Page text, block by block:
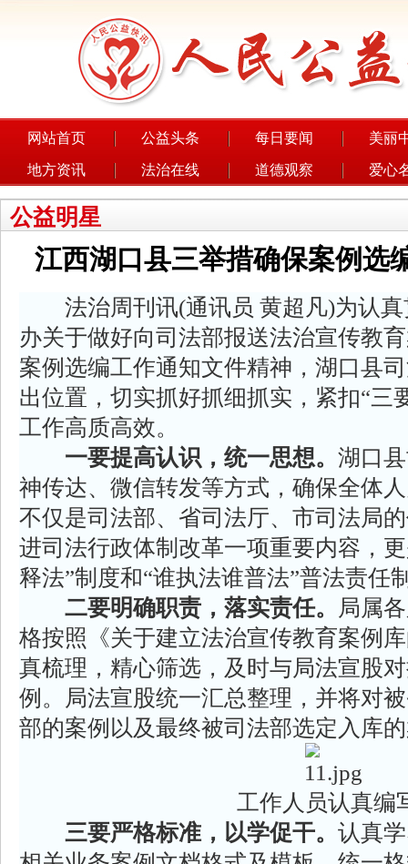
网站首页 公益头条 每日要闻 美丽
地方资讯 法治在线 道德观察 爱心
公益明星
江西湖口县三举措确保案例选
法治周刊讯(通讯员 黄超凡)为认真
办关于做好向司法部报送法治宣传教
案例选编工作通知文件精神，湖口县
出位置，切实抓好抓细抓实，紧扣“三
工作高质高效。
一要提高认识，统一思想。 湖口
神传达、微信转发等方式，确保全体
不仅是司法部、省司法厅、市司法局
进司法行政体制改革一项重要内容，
释法”制度和“谁执法谁普法”普法责任
二要明确职责，落实责任。
局属
格按照《关于建立法治宣传教育案例
真梳理，精心筛选，及时与局法宣股
例。局法宣股统一汇总整理，并将对
部的案例以及最终被司法部选定入库
工作人员认真编
三要严格标准，以学促干。 认真